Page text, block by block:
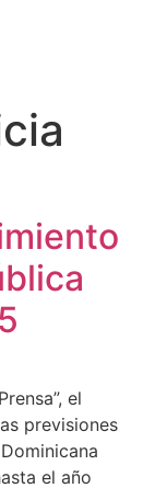
el
previsiones
el año